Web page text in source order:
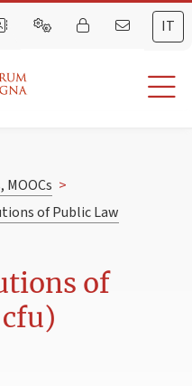
IT
>
of Public Law
of